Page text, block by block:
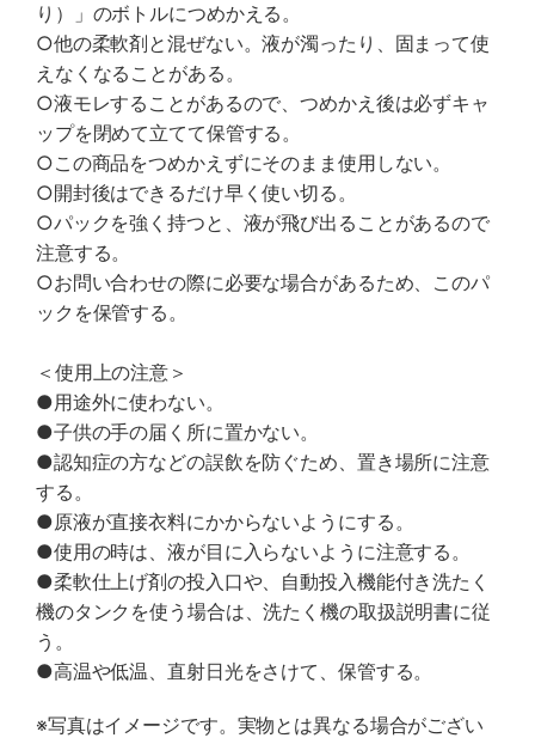
り）」のボトルにつめかえる。
○他の柔軟剤と混ぜない。液が濁ったり、固まって使
えなくなることがある。
○液モレすることがあるので、つめかえ後は必ずキャ
ップを閉めて立てて保管する。
○この商品をつめかえずにそのまま使用しない。
○開封後はできるだけ早く使い切る。
○パックを強く持つと、液が飛び出ることがあるので
注意する。
○お問い合わせの際に必要な場合があるため、このパ
ックを保管する。
＜使用上の注意＞
●用途外に使わない。
●子供の手の届く所に置かない。
●認知症の方などの誤飲を防ぐため、置き場所に注意
する。
●原液が直接衣料にかからないようにする。
●使用の時は、液が目に入らないように注意する。
●柔軟仕上げ剤の投入口や、自動投入機能付き洗たく
機のタンクを使う場合は、洗たく機の取扱説明書に従
う。
●高温や低温、直射日光をさけて、保管する。
※写真はイメージです。実物とは異なる場合がござい